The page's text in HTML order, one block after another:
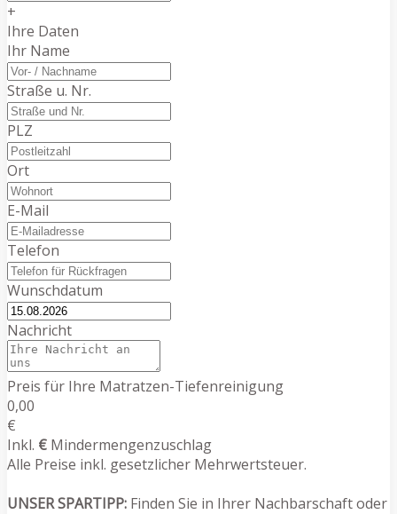
+
Ihre Daten
Ihr Name
Straße u. Nr.
PLZ
Ort
E-Mail
Telefon
Wunschdatum
Nachricht
Preis für Ihre Matratzen-Tiefenreinigung
0,00
€
Inkl. € Mindermengenzuschlag
Alle Preise inkl. gesetzlicher Mehrwertsteuer.
UNSER SPARTIPP: Finden Sie in Ihrer Nachbarschaft oder